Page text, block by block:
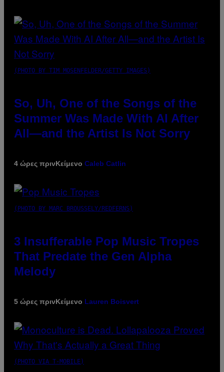
(PHOTO BY TIM MOSENFELDER/GETTY IMAGES)
So, Uh, One of the Songs of the
Summer Was Made With AI After
All—and the Artist Is Not Sorry
4 ώρες πρινΚείμενο Caleb Catlin
(PHOTO BY MARC BROUSSELY/REDFERNS)
3 Insufferable Pop Music Tropes
That Predate the Gen Alpha
Melody
5 ώρες πρινΚείμενο Lauren Boisvert
(PHOTO VIA T-MOBILE)